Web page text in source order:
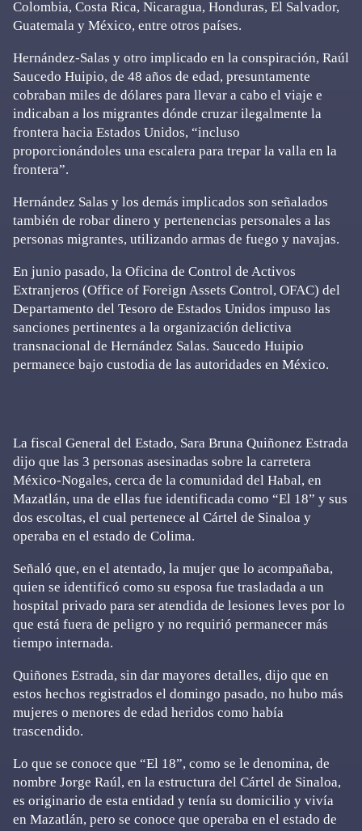
Colombia, Costa Rica, Nicaragua, Honduras, El Salvador,
Guatemala y México, entre otros países.
Hernández-Salas y otro implicado en la conspiración, Raúl
Saucedo Huipio, de 48 años de edad, presuntamente
cobraban miles de dólares para llevar a cabo el viaje e
indicaban a los migrantes dónde cruzar ilegalmente la
frontera hacia Estados Unidos, “incluso
proporcionándoles una escalera para trepar la valla en la
frontera”.
Hernández Salas y los demás implicados son señalados
también de robar dinero y pertenencias personales a las
personas migrantes, utilizando armas de fuego y navajas.
En junio pasado, la Oficina de Control de Activos
Extranjeros (Office of Foreign Assets Control, OFAC) del
Departamento del Tesoro de Estados Unidos impuso las
sanciones pertinentes a la organización delictiva
transnacional de Hernández Salas. Saucedo Huipio
permanece bajo custodia de las autoridades en México.
La fiscal General del Estado, Sara Bruna Quiñonez Estrada
dijo que las 3 personas asesinadas sobre la carretera
México-Nogales, cerca de la comunidad del Habal, en
Mazatlán, una de ellas fue identificada como “El 18” y sus
dos escoltas, el cual pertenece al Cártel de Sinaloa y
operaba en el estado de Colima.
Señaló que, en el atentado, la mujer que lo acompañaba,
quien se identificó como su esposa fue trasladada a un
hospital privado para ser atendida de lesiones leves por lo
que está fuera de peligro y no requirió permanecer más
tiempo internada.
Quiñones Estrada, sin dar mayores detalles, dijo que en
estos hechos registrados el domingo pasado, no hubo más
mujeres o menores de edad heridos como había
trascendido.
Lo que se conoce que “El 18”, como se le denomina, de
nombre Jorge Raúl, en la estructura del Cártel de Sinaloa,
es originario de esta entidad y tenía su domicilio y vivía
en Mazatlán, pero se conoce que operaba en el estado de